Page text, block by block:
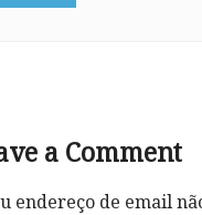
a Comment
endereço de email